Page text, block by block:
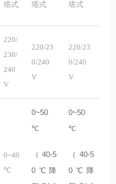
塔式 塔式 塔式
220/
230/
240
V
220/23
0/240
V
220/23
0/240
V
0~40
℃
0~50
℃
（40-5
0℃降
0~50
℃
（40-5
0℃降